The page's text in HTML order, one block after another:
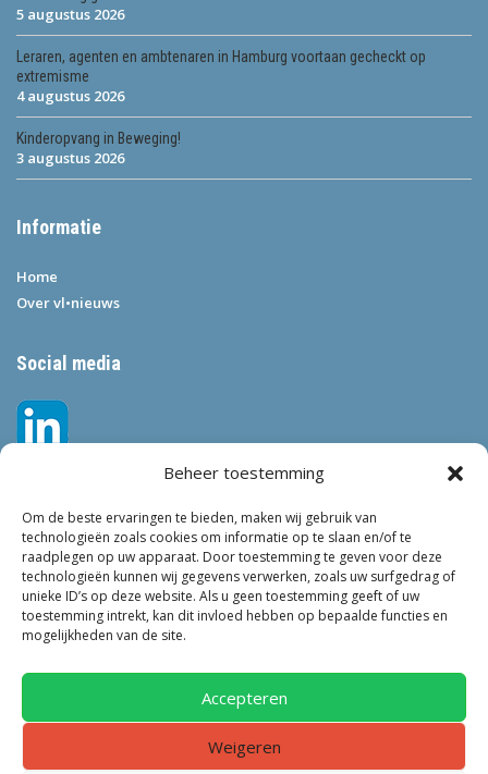
Beheer toestemming
Om de beste ervaringen te bieden, maken wij gebruik van
technologieën zoals cookies om informatie op te slaan en/of te
raadplegen op uw apparaat. Door toestemming te geven voor deze
technologieën kunnen wij gegevens verwerken, zoals uw surfgedrag of
unieke ID’s op deze website. Als u geen toestemming geeft of uw
toestemming intrekt, kan dit invloed hebben op bepaalde functies en
mogelijkheden van de site.
Accepteren
Weigeren
5 augustus 2026
Leraren, agenten en ambtenaren in Hamburg voortaan gecheckt op
extremisme
4 augustus 2026
Kinderopvang in Beweging!
3 augustus 2026
Informatie
Home
Over vl•nieuws
Social media
Tags
VEILIGHEID LEEFBAARHEID
OM KINDEREN
ONDERMIJNING